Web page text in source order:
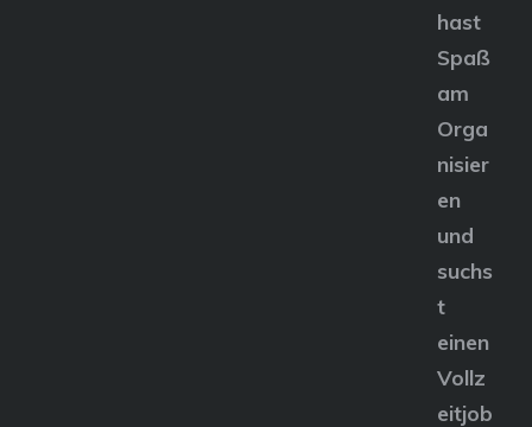
hast
Spaß
am
Orga
nisier
en
und
suchs
t
einen
Vollz
eitjob